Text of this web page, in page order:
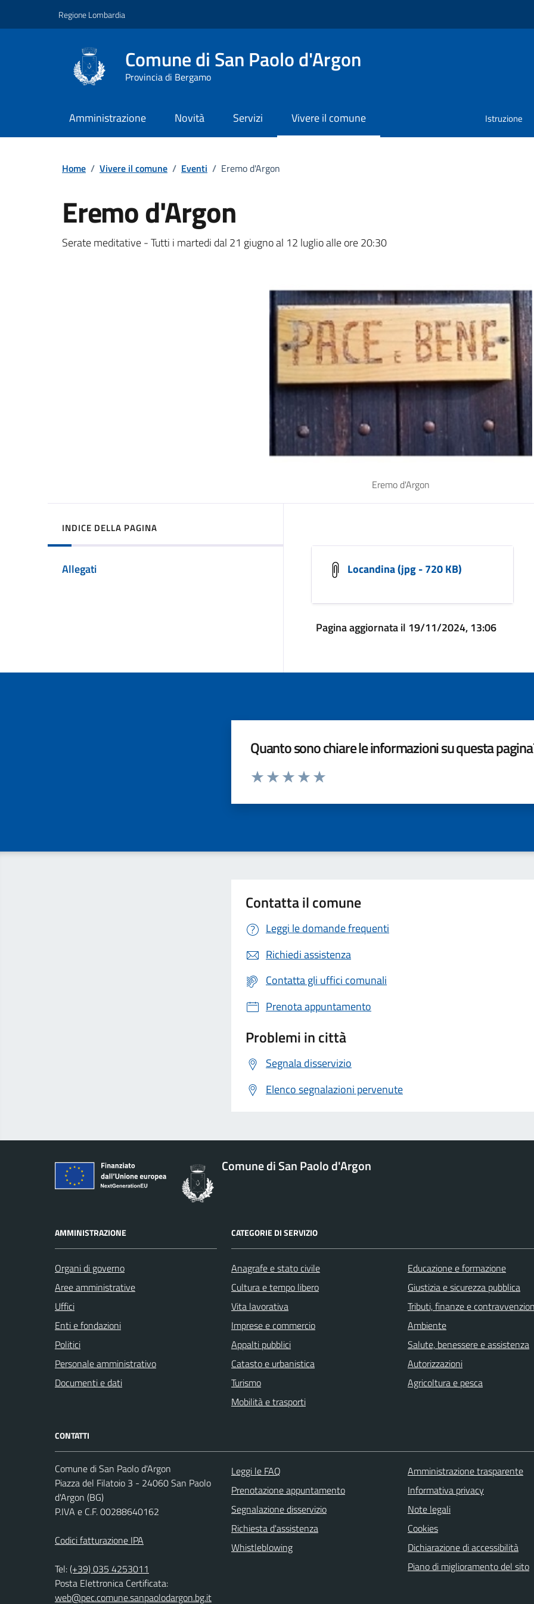
Regione Lombardia
Comune di San Paolo d'Argon
Provincia di Bergamo
Amministrazione Novità Servizi Vivere il comune Istruzione
Home / Vivere il comune / Eventi / Eremo d'Argon
Eremo d'Argon
Dettagli della notizia
Serate meditative - Tutti i martedi dal 21 giugno al 12 luglio alle ore 20:30
Eremo d'Argon
INDICE DELLA PAGINA
Allegati Locandina (jpg - 720 KB)
Pagina aggiornata il 19/11/2024, 13:06
Quanto sono chiare le informazioni su questa
Valuta da 1 a 5 stelle la pagina
Contatta il comune
Leggi le domande frequenti
Richiedi assistenza
Contatta gli uffici comunali
Prenota appuntamento
Problemi in città
Segnala disservizio
Elenco segnalazioni pervenute
Comune di San Paolo d'Argon
AMMINISTRAZIONE
Organi di governo
Aree amministrative
Uffici
Enti e fondazioni
Politici
Personale amministrativo
Documenti e dati
CATEGORIE DI SERVIZIO
Anagrafe e stato civile
Cultura e tempo libero
Vita lavorativa
Imprese e commercio
Appalti pubblici
Catasto e urbanistica
Turismo
Mobilità e trasporti
Educazione e formazione
Giustizia e sicurezza pubblica
Tributi, finanze e
Ambiente
Salute, benessere e assistenza
Autorizzazioni
Agricoltura e pesca
CONTATTI
Comune di San Paolo d'Argon
Piazza del Filatoio 3 - 24060 San Paolo
d'Argon (BG)
P.IVA e C.F. 00288640162
Codici fatturazione IPA
Tel:(+39) 035 4253011
Posta Elettronica Certificata:
web@pec.comune.sanpaolodargon.bg.it
Leggi le FAQ
Prenotazione appuntamento
Segnalazione disservizio
Richiesta d'assistenza
Whistleblowing
Amministrazione trasparente
Informativa privacy
Note legali
Cookies
Dichiarazione di accessibilità
Piano di miglioramento del sito